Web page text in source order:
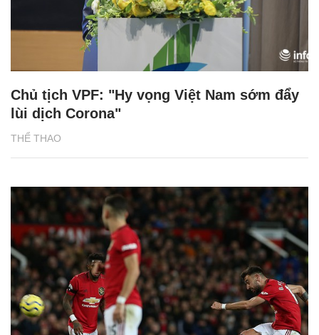
THỂ THAO
Chủ tịch VPF: "Hy vọng Việt Nam sớm đẩy
lùi dịch Corona"